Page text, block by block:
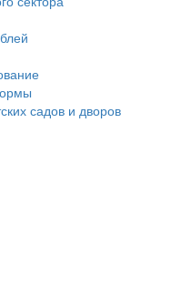
садов и дворов